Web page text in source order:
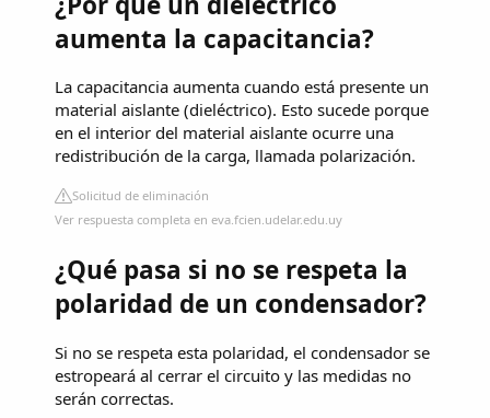
aumenta la capacitancia?
La capacitancia aumenta cuando está presente un
material aislante (dieléctrico). Esto sucede porque
en el interior del material aislante ocurre una
redistribución de la carga, llamada polarización.
Solicitud de eliminación
Ver respuesta completa en eva.fcien.udelar.edu.uy
¿Qué pasa si no se respeta la
polaridad de un condensador?
Si no se respeta esta polaridad, el condensador se
estropeará al cerrar el circuito y las medidas no
serán correctas.